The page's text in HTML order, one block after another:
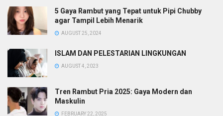
5 Gaya Rambut yang Tepat untuk Pipi Chubby
agar Tampil Lebih Menarik
AUGUST 25, 2024
ISLAM DAN PELESTARIAN LINGKUNGAN
AUGUST 4, 2023
Tren Rambut Pria 2025: Gaya Modern dan
Maskulin
FEBRUARY 22, 2025